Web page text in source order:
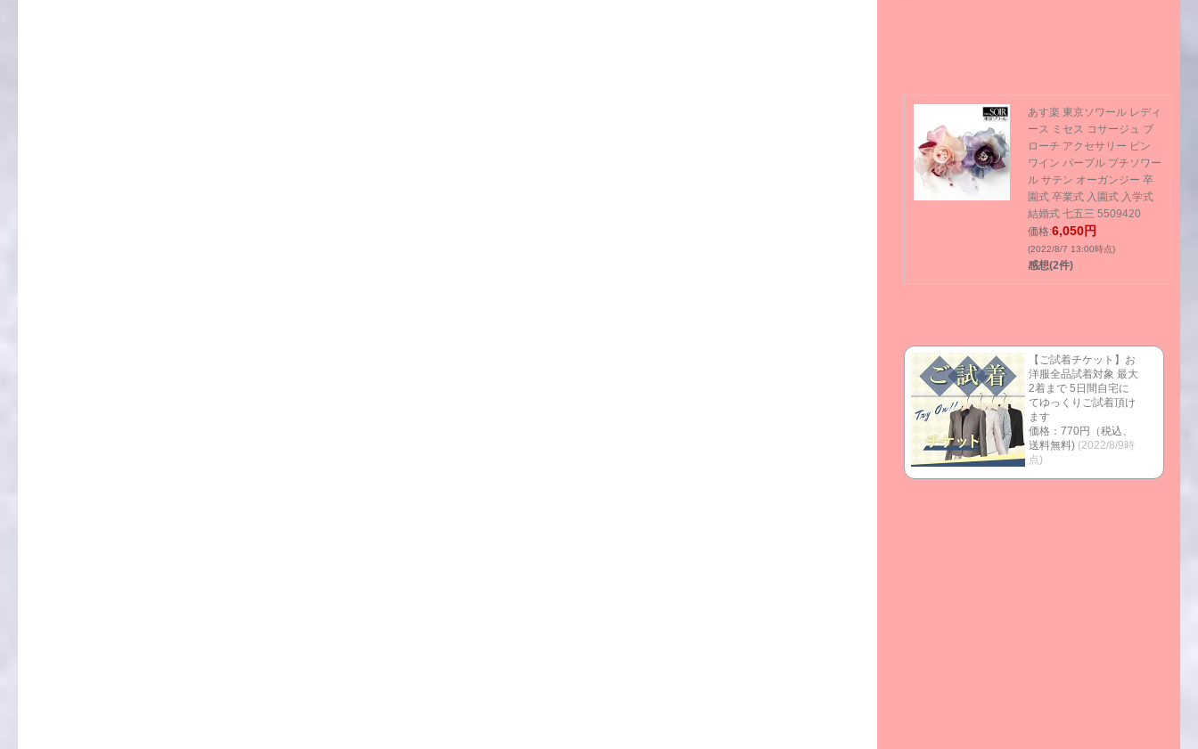
あす楽 東京ソワール レディ
ース ミセス コサージュ ブ
ローチ アクセサリー ピン
ワイン パープル プチソワー
ル サテン オーガンジー 卒
園式 卒業式 入園式 入学式
結婚式 七五三 5509420
価格:6,050円
(2022/8/7 13:00時点)
感想(2件)
【ご試着チケット】お
洋服全品試着対象 最大
2着まで 5日間自宅に
てゆっくりご試着頂け
ます
価格：770円（税込、
送料無料) (2022/8/9時
点)